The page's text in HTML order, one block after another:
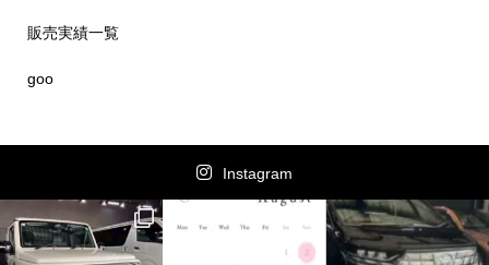
販売実績一覧
goo
Instagram